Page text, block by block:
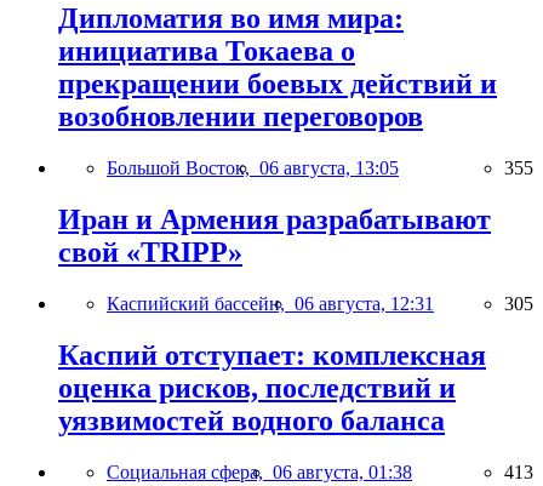
Дипломатия во имя мира:
инициатива Токаева о
прекращении боевых действий и
возобновлении переговоров
Большой Восток, 06 августа, 13:05 355
Иран и Армения разрабатывают
свой «TRIPP»
Каспийский бассейн, 06 августа, 12:31 305
Каспий отступает: комплексная
оценка рисков, последствий и
уязвимостей водного баланса
Социальная сфера, 06 августа, 01:38 413